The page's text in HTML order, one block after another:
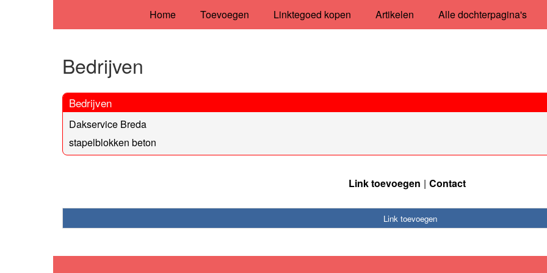
Home Toevoegen Linktegoed kopen Artikelen Alle dochterpagina's
Bedrijven
Bedrijven
Dakservice Breda
stapelblokken beton
Link toevoegen Contact
Link toevoegen